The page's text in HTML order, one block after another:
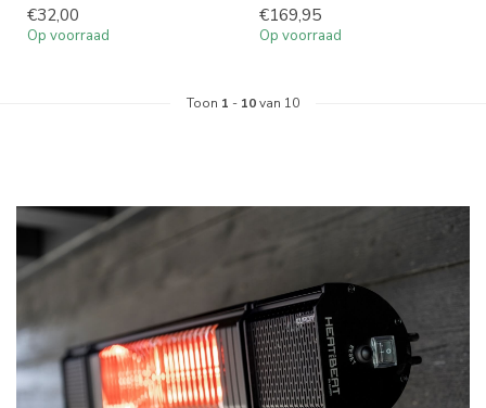
€32,00
Op voorraad
€169,95
Op voorraad
Toon 1 - 10van 10